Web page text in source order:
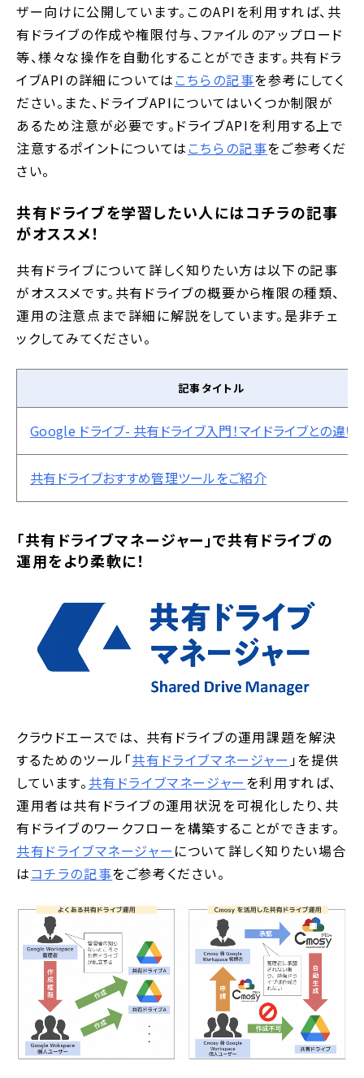
ザー向けに公開しています。このAPIを利用すれば、共
有ドライブの作成や権限付与、ファイルのアップロード
等、様々な操作を自動化することができます。共有ドラ
イブAPIの詳細については こちらの記事を参考にしてく
ださい。また、ドライブAPIについてはいくつか制限が
あるため注意が必要です。ドライブAPIを利用する上で
注意するポイントについては こちらの記事をご参考くだ
さい。
共有ドライブを学習したい人にはコチラの記事
がオススメ！
共有ドライブについて詳しく知りたい方は以下の記事
がオススメです。共有ドライブの概要から権限の種類、
運用の注意点まで詳細に解説をしています。是非チェ
ックしてみてください。
記事タイトル
Google ドライブ- 共有ドライブ入門！マイドライブとの違い
共有ドライブおすすめ管理ツールをご紹介
「共有ドライブマネージャー」で共有ドライブの
運用をより柔軟に！
クラウドエースでは、 共有ドライブの運用課題を解決
するためのツール「共有ドライブマネージャー」を提供
しています。 共有ドライブマネージャー を利用すれば、
運用者は共有ドライブの運用状況を可視化したり、共
有ドライブのワークフローを構築することができます。
共有ドライブマネージャー について詳しく知りたい場合
はコチラの記事をご参考ください。